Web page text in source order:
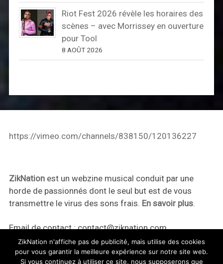
Riot Fest 2026 révèle les horaires des
scènes – avec Morrissey en ouverture
pour Tool
8 AOÛT 2026
https://vimeo.com/channels/838150/120136227
ZikNationest un webzine musical conduit par une
horde de passionnés dont le seul but est de vous
transmettre le virus des sons frais. En savoir plus.
Email de contact :contact@ziknation.com
ZikNation n'affiche pas de publicité, mais utilise des cookies
pour vous garantir la meilleure expérience sur notre site web.
Si vous continuez à utiliser ce site, nous supposerons que